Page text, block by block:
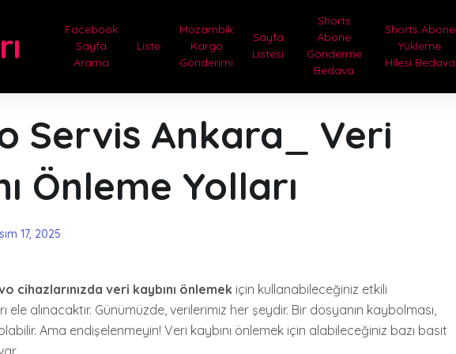
Facebook
Sayfa
Arama
Liste
Mozambik
Kargo
Gönderimi
Sayfa
Listesi
Shorts
Abone
Gönderme
Bedava
Shorts Abone
Yükleme
Hilesi Bedava
Servis Ankara_ Veri
Önleme Yolları
17, 2025
cihazlarınızda veri kaybını önlemek için kullanabileceğiniz etkili
ele alınacaktır. Günümüzde, verilerimiz her şeydir. Bir dosyanın kaybolması,
Ama endişelenmeyin! Veri kaybını önlemek için alabileceğiniz bazı basit